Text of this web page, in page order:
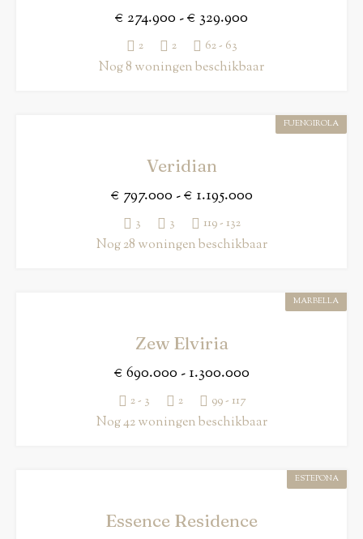
€ 274.900 - € 329.900
2 2 62 - 63
Nog 8 woningen beschikbaar
FUENGIROLA
Veridian
€ 797.000 - € 1.195.000
3 3 119 - 132
Nog 28 woningen beschikbaar
MARBELLA
Zew Elviria
€ 690.000 - 1.300.000
2 - 3 2 99 - 117
Nog 42 woningen beschikbaar
ESTEPONA
Essence Residence